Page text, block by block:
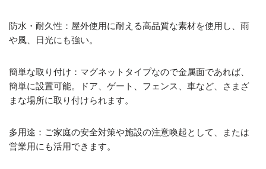
防水・耐久性：屋外使用に耐える高品質な素材を使用し、雨
や風、日光にも強い。
簡単な取り付け：マグネットタイプなので金属面であれば、
簡単に設置可能。ドア、ゲート、フェンス、車など、さまざ
まな場所に取り付けられます。
多用途：ご家庭の安全対策や施設の注意喚起として、または
営業用にも活用できます。